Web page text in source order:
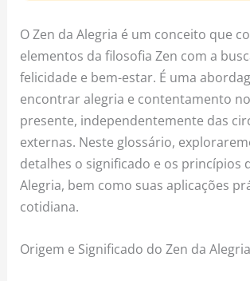
O Zen da Alegria é um conceito que
elementos da filosofia Zen com a
felicidade e bem-estar. É uma
encontrar alegria e contentamento
presente, independentemente das
externas. Neste glossário,
detalhes o significado e os princípios
Alegria, bem como suas aplicações
cotidiana.
Origem e Significado do Zen da Alegria